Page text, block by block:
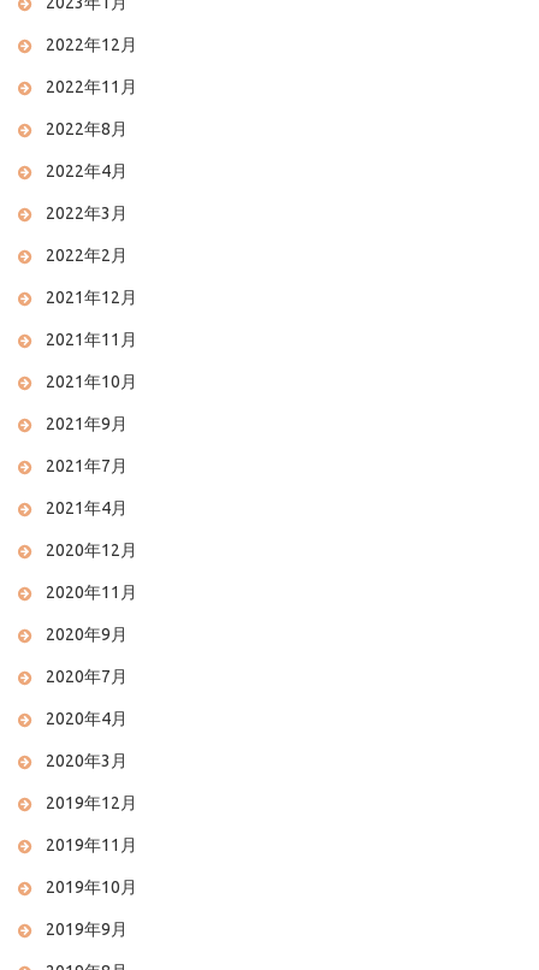
2022年12月
2022年11月
2022年8月
2022年4月
2022年3月
2022年2月
2021年12月
2021年11月
2021年10月
2021年9月
2021年7月
2021年4月
2020年12月
2020年11月
2020年9月
2020年7月
2020年4月
2020年3月
2019年12月
2019年11月
2019年10月
2019年9月